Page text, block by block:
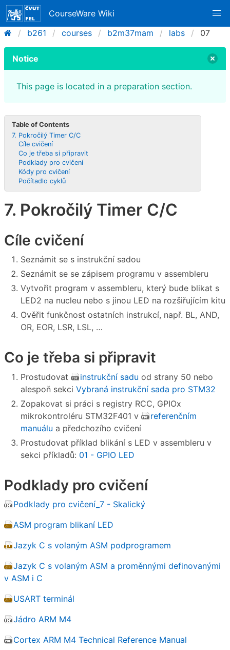
CourseWare Wiki
b261
courses b2m37mam labs 07
Notice
This page is located in a preparation section.
Table of Contents
7. Pokročilý Timer C/C
Cíle cvičení
Co je třeba si připravit
Podklady pro cvičení
Kódy pro cvičení
Počítadlo cyklů
7. Pokročilý Timer C/C
Cíle cvičení
Seznámit se s instrukční sadou
Seznámit se se zápisem programu v assembleru
Vytvořit program v assembleru, který bude blikat s
LED2 na nucleu nebo s jinou LED na rozšiřujícím kitu
Ověřit funkčnost ostatních instrukcí, např. BL, AND,
OR, EOR, LSR, LSL, …
Co je třeba si připravit
Prostudovat instrukční sadu od strany 50 nebo
alespoň sekci Vybraná instrukční sada pro STM32
Zopakovat si práci s registry RCC, GPIOx
mikrokontroléru STM32F401 v
referenčním
manuálu a předchozího cvičení
Prostudovat příklad blikání s LED v assembleru v
sekci příkladů: 01 - GPIO LED
Podklady pro cvičení
Podklady pro cvičení_7 - Skalický
ASM program blikaní LED
Jazyk C s volaným ASM podprogramem
Jazyk C s volaným ASM a proměnnými definovanými
v ASM i C
USART terminál
Jádro ARM M4
Cortex ARM M4 Technical Reference Manual